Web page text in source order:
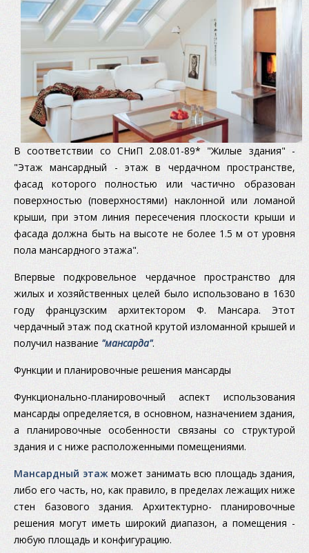
В соответствии со СНиП 2.08.01-89* "Жилые здания" -
"Этаж мансардный - этаж в чердачном пространстве,
фасад которого полностью или частично образован
поверхностью (поверхностями) наклонной или ломаной
крыши, при этом линия пересечения плоскости крыши и
фасада должна быть на высоте не более 1.5 м от уровня
пола мансардного этажа".
Впервые подкровельное чердачное пространство для
жилых и хозяйственных целей было использовано в 1630
году французским архитектором Ф. Мансара. Этот
чердачный этаж под скатной крутой изломанной крышей и
получил название "мансарда".
Функции и планировочные решения мансарды
Функционально-планировочный аспект использования
мансарды определяется, в основном, назначением здания,
а планировочные особенности связаны со структурой
здания и с ниже расположенными помещениями.
Мансардный этаж может занимать всю площадь здания,
либо его часть, но, как правило, в пределах лежащих ниже
стен базового здания. Архитектурно- планировочные
решения могут иметь широкий диапазон, а помещения -
любую площадь и конфигурацию.